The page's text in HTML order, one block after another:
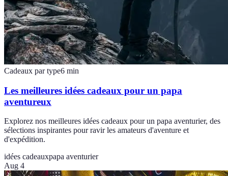
Cadeaux par type6 min
Les meilleures idées cadeaux pour un papa
aventureux
Explorez nos meilleures idées cadeaux pour un papa aventurier, des
sélections inspirantes pour ravir les amateurs d'aventure et
d'expédition.
idées cadeauxpapa aventurier
Aug 4